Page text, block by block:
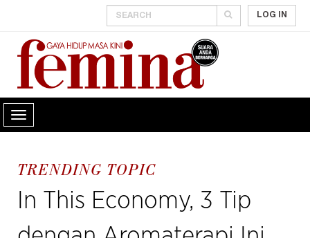
LOG IN
TRENDING TOPIC
In This Economy, 3 Tip